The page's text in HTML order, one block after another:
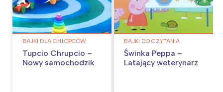
BAJKI DLA CHŁOPCÓW
Tupcio Chrupcio –
Nowy samochodzik
BAJKI DO CZYTANIA
Świnka Peppa –
Latający weterynarz